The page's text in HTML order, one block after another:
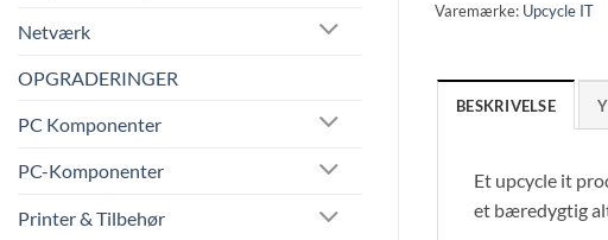
Netværk
OPGRADERINGER
PC Komponenter
PC-Komponenter
Printer & Tilbehør
Varemærke: Upcycle IT
BESKRIVELSE
Et upcycle it
et bæredygtig